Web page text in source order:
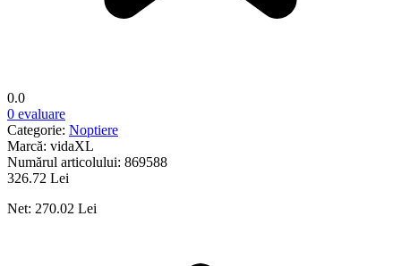
0.0
0 evaluare
Categorie: Noptiere
Marcă: vidaXL
Numărul articolului: 869588
326.72 Lei
Net: 270.02 Lei